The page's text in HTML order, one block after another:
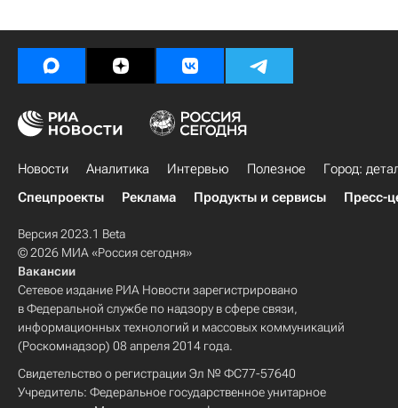
Новости Аналитика Интервью Полезное
Город:
Спецпроекты
Реклама Продукты и сервисы Пресс-
Версия 2023.1 Beta
© 2026 МИА «Россия сегодня»
Вакансии
Сетевое издание РИА Новости зарегистрировано
в Федеральной службе по надзору в сфере связи,
информационных технологий и массовых коммуникаций
(Роскомнадзор) 08 апреля 2014 года.
Свидетельство о регистрации Эл № ФС77-57640
Учредитель: Федеральное государственное унитарное